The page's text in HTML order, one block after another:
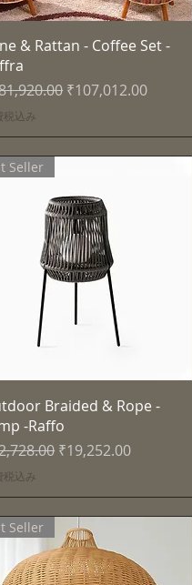
クイックビュー
& Rattan - Coffee Set -
価格
セール価格
₹107,012.00
税込み
クイックビュー
Seller
Braided & Rope -
-Raffo
価格
セール価格
₹19,252.00
税込み
Seller